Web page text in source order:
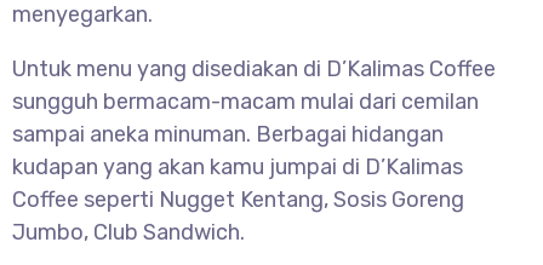
menyegarkan.
Untuk menu yang disediakan di D’Kalimas Coffee
sungguh bermacam-macam mulai dari cemilan
sampai aneka minuman. Berbagai hidangan
kudapan yang akan kamu jumpai di D’Kalimas
Coffee seperti Nugget Kentang, Sosis Goreng
Jumbo, Club Sandwich.